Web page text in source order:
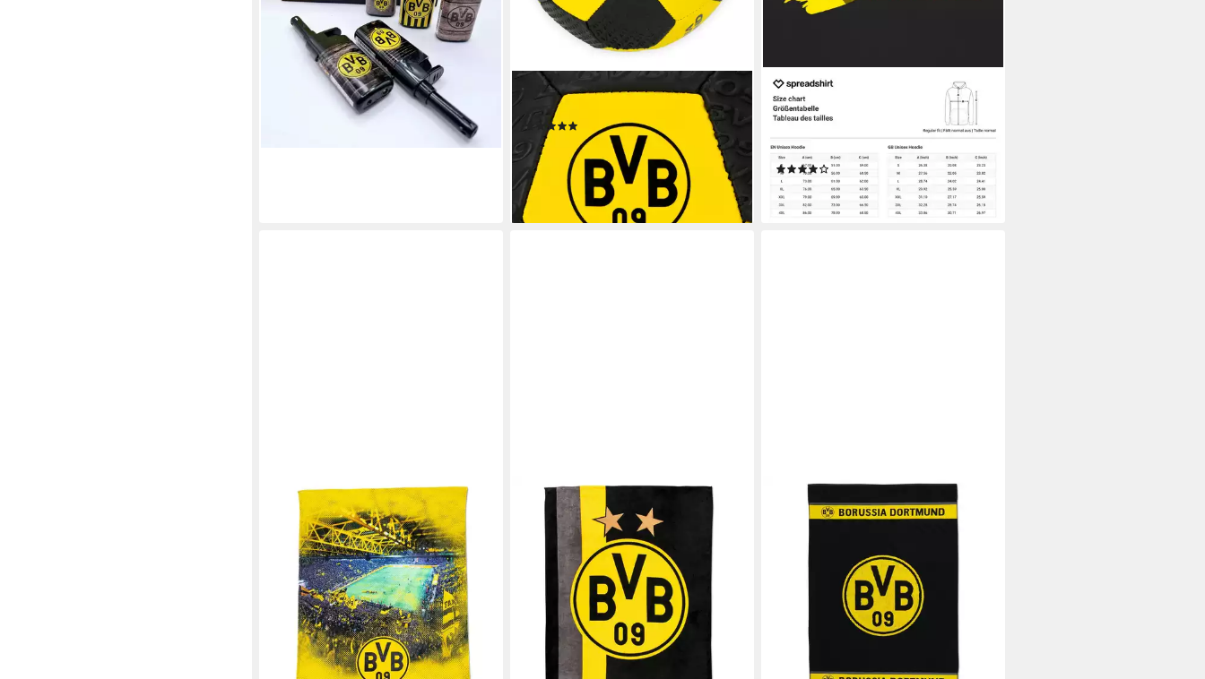
Fußball BVB Ball Relief Gr. 5 (1-St)
20,00 €
lieferbar - in 6-8 Werktagen bei dir
SPREADSHIRT
Hoodie Die Macht Aus Dortmund
Schwarz-Gelb Fußball Fan Unisex
Hoodie (1-tlg)
(4)
36,99 €
lieferbar - in 4-5 Werktagen bei dir